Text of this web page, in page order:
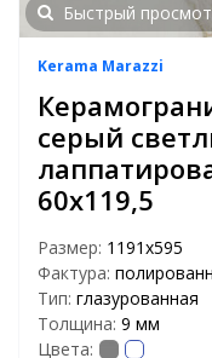
Быстрый
Kerama Marazzi
серый
60х119,5
Размер: 1191х595
Фактура:
Тип: глазурованная
Толщина: 9 мм
Цвета: